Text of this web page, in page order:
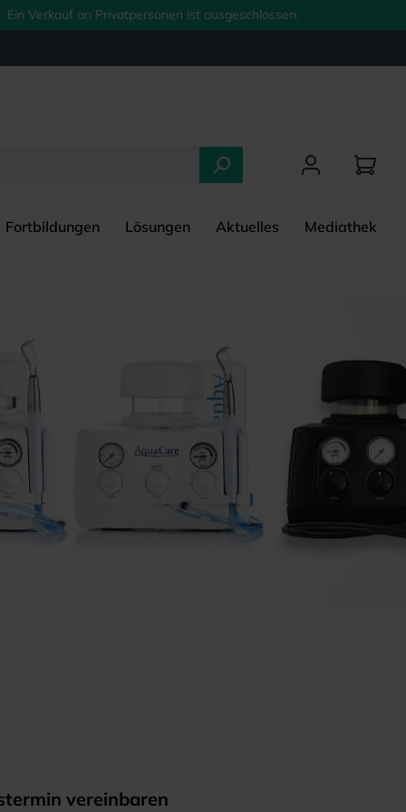
Verkauf an Privatpersonen ist ausgeschlossen.
Fortbildungen Lösungen Aktuelles Mediathek
vereinbaren